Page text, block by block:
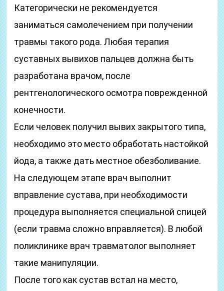
Категорически не рекомендуется
заниматься самолечением при получении
травмы такого рода. Любая терапия
суставных вывихов пальцев должна быть
разработана врачом, после
рентгенологического осмотра поврежденной
конечности.
Если человек получил вывих закрытого типа,
необходимо это место обработать настойкой
йода, а также дать местное обезболивание.
На следующем этапе врач выполнит
вправление сустава, при необходимости
процедура выполняется специальной спицей
(если травма сложно вправляется). В любой
поликлинике врач травматолог выполняет
такие манипуляции.
После того как сустав встал на место,